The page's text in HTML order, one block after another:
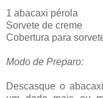
1 abacaxi pérola
Sorvete de creme
Cobertura para
Modo de Preparo:
Descasque o